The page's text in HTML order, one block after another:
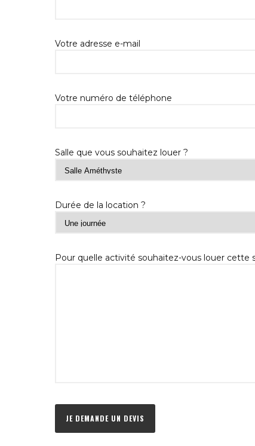
Votre adresse e-mail
Votre numéro de téléphone
Salle que vous souhaitez louer ?
Durée de la location ?
Pour quelle activité souhaitez-vous louer cette